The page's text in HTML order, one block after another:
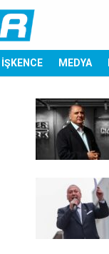
İŞKENCE MEDYA